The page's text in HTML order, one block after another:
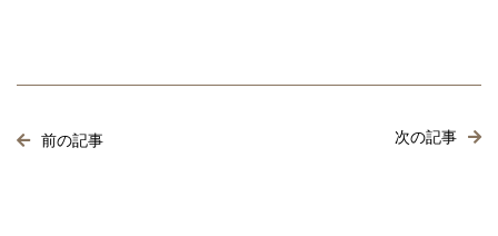
前の記事 次の記事